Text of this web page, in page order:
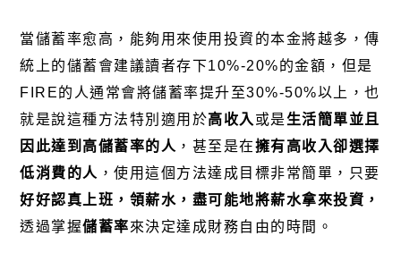
當儲蓄率愈高，能夠用來使用投資的本金將越多，傳
統上的儲蓄會建議讀者存下10%-20%的金額，但是
FIRE的人通常會將儲蓄率提升至30%-50%以上，也
就是說這種方法特別適用於高收入 或是生活簡單並且
因此達到高儲蓄率的人 ，甚至是在擁有高收入卻選擇
低消費的人 ，使用這個方法達成目標非常簡單，只要
好好認真上班，領薪水，盡可能地將薪水拿來投資 ，
透過掌握儲蓄率來決定達成財務自由的時間。